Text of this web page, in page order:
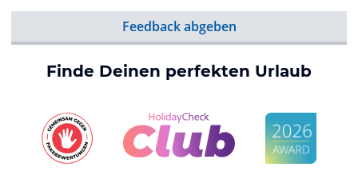
Feedback abgeben
Finde Deinen perfekten Urlaub